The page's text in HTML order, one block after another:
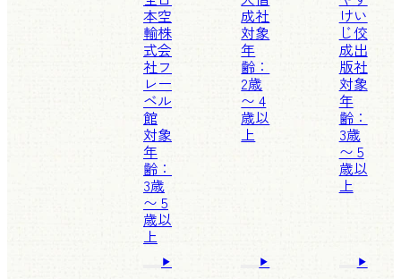
本空
輸株
式会
社フ
レー
ベル
館
対象
年
齢：
3歳
〜 5
歳以
上
成社
対象
年
齢：
2歳
〜 4
歳以
上
けい
じ佼
成出
版社
対象
年
齢：
3歳
〜 5
歳以
上